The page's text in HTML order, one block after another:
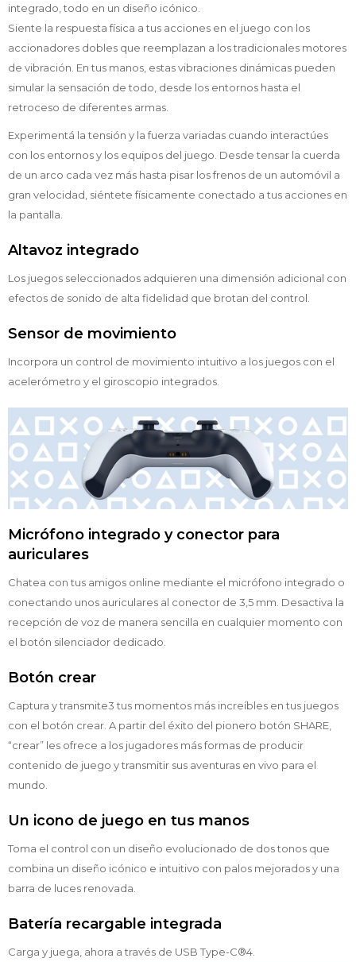
integrado, todo en un diseño icónico.
Siente la respuesta física a tus acciones en el juego con los
accionadores dobles que reemplazan a los tradicionales motores
de vibración. En tus manos, estas vibraciones dinámicas pueden
simular la sensación de todo, desde los entornos hasta el
retroceso de diferentes armas.
Experimentá la tensión y la fuerza variadas cuando interactúes
con los entornos y los equipos del juego. Desde tensar la cuerda
de un arco cada vez más hasta pisar los frenos de un automóvil a
gran velocidad, siéntete físicamente conectado a tus acciones en
la pantalla.
Altavoz integrado
Los juegos seleccionados adquieren una dimensión adicional con
efectos de sonido de alta fidelidad que brotan del control.
Sensor de movimiento
Incorpora un control de movimiento intuitivo a los juegos con el
acelerómetro y el giroscopio integrados.
Micrófono integrado y conector para
auriculares
Chatea con tus amigos online mediante el micrófono integrado o
conectando unos auriculares al conector de 3,5 mm. Desactiva la
recepción de voz de manera sencilla en cualquier momento con
el botón silenciador dedicado.
Botón crear
Captura y transmite3 tus momentos más increíbles en tus juegos
con el botón crear. A partir del éxito del pionero botón SHARE,
“crear” les ofrece a los jugadores más formas de producir
contenido de juego y transmitir sus aventuras en vivo para el
mundo.
Un icono de juego en tus manos
Toma el control con un diseño evolucionado de dos tonos que
combina un diseño icónico e intuitivo con palos mejorados y una
barra de luces renovada.
Batería recargable integrada
Carga y juega, ahora a través de USB Type-C®4.